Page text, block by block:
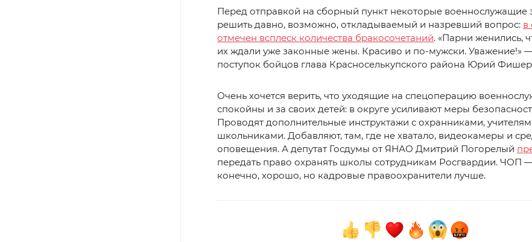
Перед отправкой на сборный пункт некоторые военнослужащие
решить давно, возможно, откладываемый и назревший вопрос: в
отмечен всплеск количества бракосочетаний. «Парни женились,
их ждали уже законные жены. Красиво и по-мужски. Уважение!»
поступок бойцов глава Красноселькупского района Юрий
Очень хочется верить, что уходящие на спецоперацию
спокойны и за своих детей: в округе усиливают меры
Проводят дополнительные инструктажи с охранниками,
школьниками. Добавляют, там, где не хватало, видеокамеры и
оповещения. А депутат Госдумы от ЯНАО Дмитрий Погорелый
передать право охранять школы сотрудникам Росгвардии. ЧОП
конечно, хорошо, но кадровые правоохранители лучше.